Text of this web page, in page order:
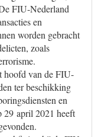
FIU-Nederland
en
worden gebracht
zoals
hoofd van de FIU-
ter beschikking
en
29 april 2021 heeft